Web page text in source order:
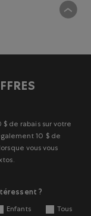
$ de rabais sur votre
10 $ de
vous vous
?
Enfants Tous